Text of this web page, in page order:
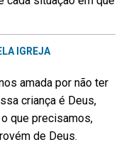
IGREJA
amada por não ter
criança é Deus,
que precisamos,
de Deus.